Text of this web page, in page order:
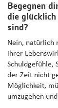
Begegnen
die
sind?
Nein, natürlich
ihrer
Schuldgefühle,
der Zeit nicht
Möglichkeit,
umzugehen